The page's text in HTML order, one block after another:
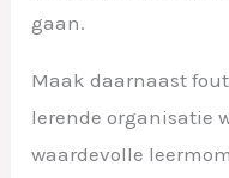
gaan.
Maak daarnaast
lerende organisatie
waardevolle